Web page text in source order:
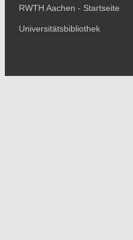
RWTH Aachen - Startseite
Universitätsbibliothek